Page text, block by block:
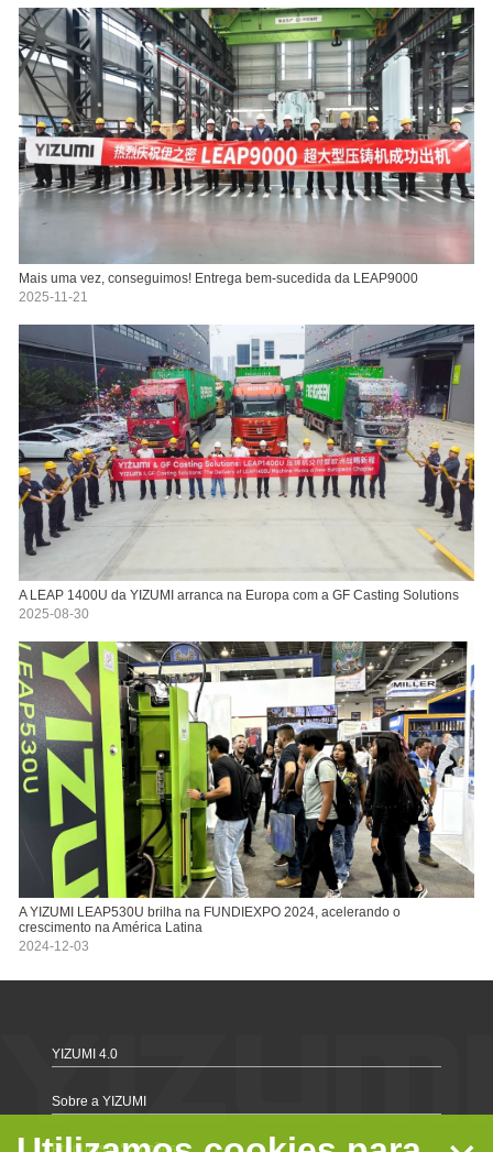
Mais uma vez, conseguimos! Entrega bem-sucedida da LEAP9000
2025-11-21
A LEAP 1400U da YIZUMI arranca na Europa com a GF Casting Solutions
2025-08-30
A YIZUMI LEAP530U brilha na FUNDIEXPO 2024, acelerando o
crescimento na América Latina
2024-12-03
YIZUMI 4.0
Sobre a YIZUMI
Produtos e Soluções